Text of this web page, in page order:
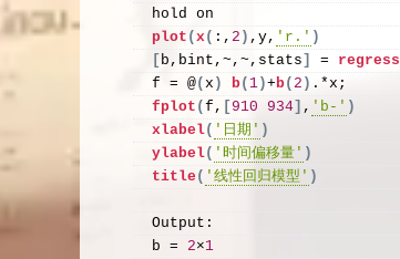
hold on
plot ( x( :, 2 ) ,y, 'r.' )
[ b,bint,~,~,stats ] = regress
f = @( x ) b( 1)+ b( 2 ) .*x;
fplot ( f, [ 910 934] , 'b-' )
xlabel( '日期' )
ylabel( '时间偏移量' )
title ( '线性回归模型' )
Output:
b = 2×1